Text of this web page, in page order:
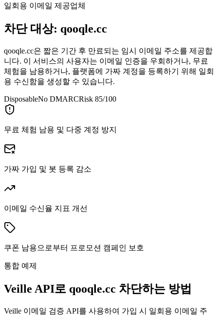
일회용 이메일 제공업체
차단 대상: qooqle.cc
qooqle.cc은 짧은 기간 후 만료되는 임시 이메일 주소를 제공합
니다. 이 서비스의 사용자는 이메일 인증을 우회하거나, 무료
체험을 남용하거나, 플랫폼에 가짜 계정을 등록하기 위해 일회
용 수신함을 생성할 수 있습니다.
DisposableNo DMARCRisk 85/100
무료 체험 남용 및 다중 계정 방지
가짜 가입 및 봇 등록 감소
이메일 수신율 지표 개선
쿠폰 남용으로부터 프로모션 캠페인 보호
통합 예제
Veille API로 qooqle.cc 차단하는 방법
Veille 이메일 검증 API를 사용하여 가입 시 일회용 이메일 주